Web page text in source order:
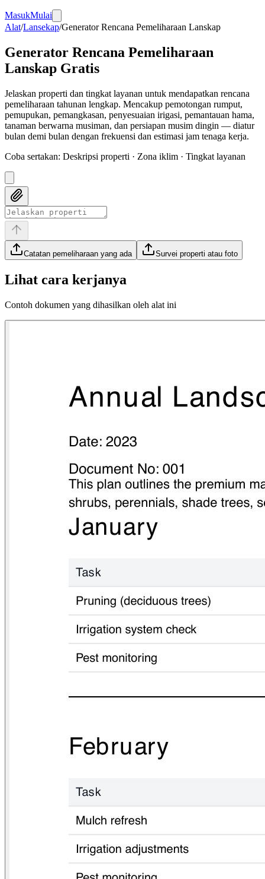
MasukMulai
Alat/Lansekap/Generator Rencana Pemeliharaan Lanskap
Generator Rencana Pemeliharaan
Lanskap Gratis
Jelaskan properti dan tingkat layanan untuk mendapatkan rencana
pemeliharaan tahunan lengkap. Mencakup pemotongan rumput,
pemupukan, pemangkasan, penyesuaian irigasi, pemantauan hama,
tanaman berwarna musiman, dan persiapan musim dingin — diatur
bulan demi bulan dengan frekuensi dan estimasi jam tenaga kerja.
Coba sertakan: Deskripsi properti · Zona iklim · Tingkat layanan
Catatan pemeliharaan yang ada Survei properti atau foto
Lihat cara kerjanya
Contoh dokumen yang dihasilkan oleh alat ini